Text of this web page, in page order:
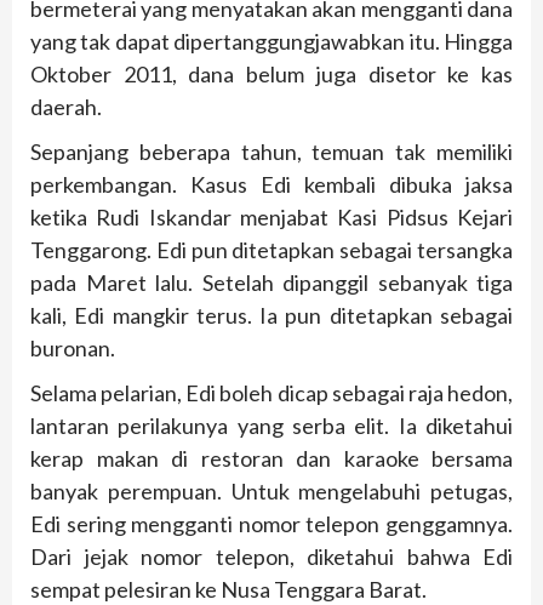
bermeterai yang menyatakan akan mengganti dana
yang tak dapat dipertanggungjawabkan itu. Hingga
Oktober 2011, dana belum juga disetor ke kas
daerah.
Sepanjang beberapa tahun, temuan tak memiliki
perkembangan. Kasus Edi kembali dibuka jaksa
ketika Rudi Iskandar menjabat Kasi Pidsus Kejari
Tenggarong. Edi pun ditetapkan sebagai tersangka
pada Maret lalu. Setelah dipanggil sebanyak tiga
kali, Edi mangkir terus. Ia pun ditetapkan sebagai
buronan.
Selama pelarian, Edi boleh dicap sebagai raja hedon,
lantaran perilakunya yang serba elit. Ia diketahui
kerap makan di restoran dan karaoke bersama
banyak perempuan. Untuk mengelabuhi petugas,
Edi sering mengganti nomor telepon genggamnya.
Dari jejak nomor telepon, diketahui bahwa Edi
sempat pelesiran ke Nusa Tenggara Barat.